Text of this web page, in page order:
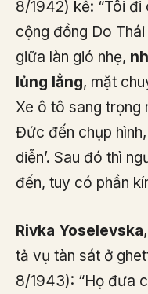
8/1942) kể: “Tôi đi
cộng đồng Do
giữa làn gió nhẹ,
lủng lẳng, mặt
Xe ô tô sang trọng
Đức đến chụp
diễn’. Sau đó thì
đến, tuy có phần
Rivka Yoselevska
tả vụ tàn sát ở
8/1943): “Họ đưa